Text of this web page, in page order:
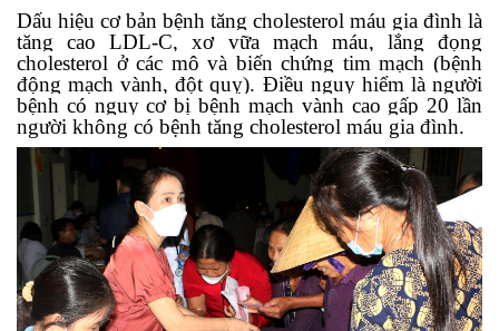
Dấu hiệu cơ bản bệnh tăng cholesterol máu gia đình là
tăng cao LDL-C, xơ vữa mạch máu, lắng đọng
cholesterol ở các mô và biến chứng tim mạch (bệnh
động mạch vành, đột quỵ). Điều nguy hiểm là người
bệnh có nguy cơ bị bệnh mạch vành cao gấp 20 lần
người không có bệnh tăng cholesterol máu gia đình.